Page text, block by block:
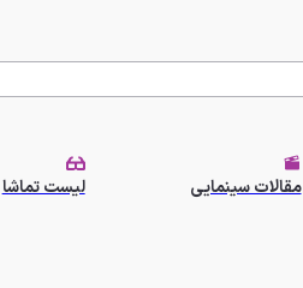
مقالات سینمایی لیست تماشا